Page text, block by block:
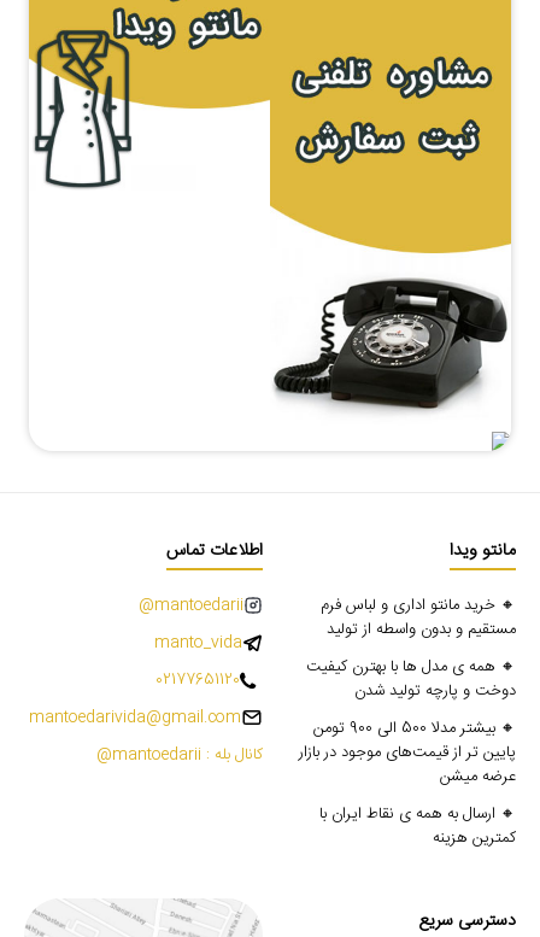
مانتو ویدا
🔸 خرید مانتو اداری و لباس فرم
مستقیم و بدون واسطه از تولید
🔸 همه ی مدل ها با بهترن کیفیت
دوخت و پارچه تولید شدن
🔸 بیشتر مدلا 500 الی 900 تومن
پایین تر از قیمت‌های موجود در بازار
عرضه میشن
🔸 ارسال به همه ی نقاط ایران با
کمترین هزینه
اطلاعات تماس
mantoedarii@
manto_vida
02177651120
mantoedarivida@gmail.com
کانال بله : mantoedarii@
دسترسی سریع